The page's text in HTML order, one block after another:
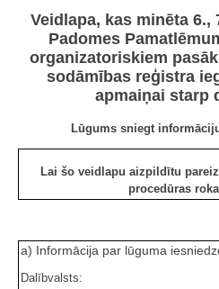
Veidlapa, kas minēta 6.,
Padomes
organizatoriskiem
sodāmības reģistra
apmaiņai starp
Lūgums sniegt
Lai šo veidlapu aizpildītu
procedūras
a) Informācija par lūguma
Dalībvalsts: